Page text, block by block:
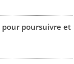
pour poursuivre et